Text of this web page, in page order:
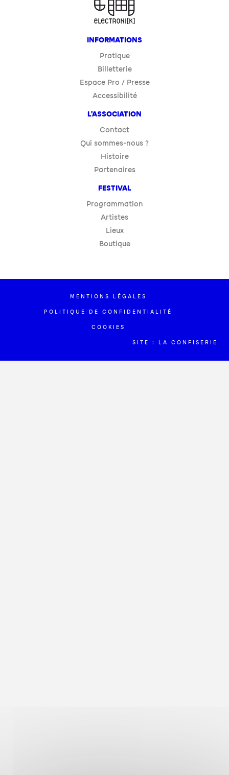
INFORMATIONS
Pratique
Billetterie
Espace Pro / Presse
Accessibilité
L'ASSOCIATION
Contact
Qui sommes-nous ?
Histoire
Partenaires
FESTIVAL
Programmation
Artistes
Lieux
Boutique
MENTIONS LÉGALES
POLITIQUE DE CONFIDENTIALITÉ
COOKIES
SITE : LA CONFISERIE